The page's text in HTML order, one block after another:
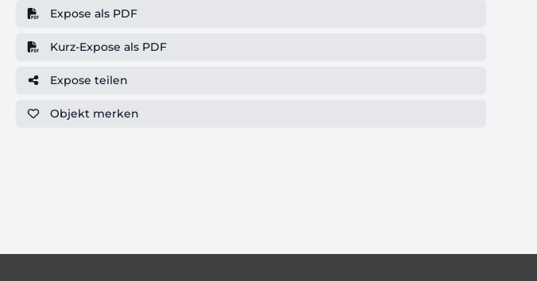
Expose als PDF
Kurz-Expose als PDF
Expose teilen
Objekt merken